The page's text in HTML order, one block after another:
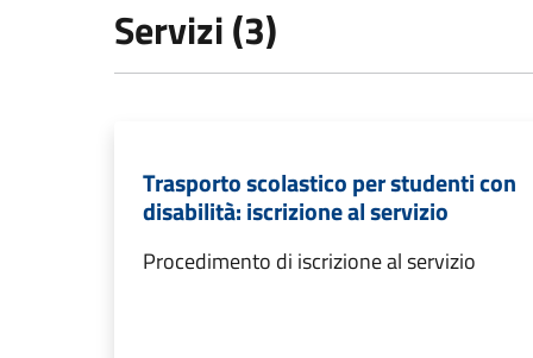
Servizi (3)
Trasporto scolastico per studenti con
disabilità: iscrizione al servizio
Procedimento di iscrizione al servizio